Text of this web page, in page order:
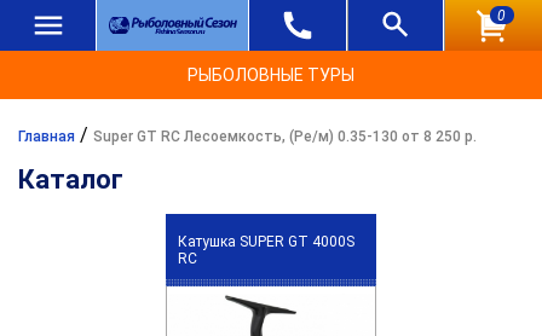
0
РЫБОЛОВНЫЕ ТУРЫ
Главная / Super GT RC Лесоемкость, (Ре/м) 0.35-130 от 8 250 р.
Каталог
Катушка SUPER GT 4000S
RC